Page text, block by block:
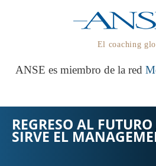
El coaching
ANSE es miembro de la red
REGRESO AL
SIRVE EL